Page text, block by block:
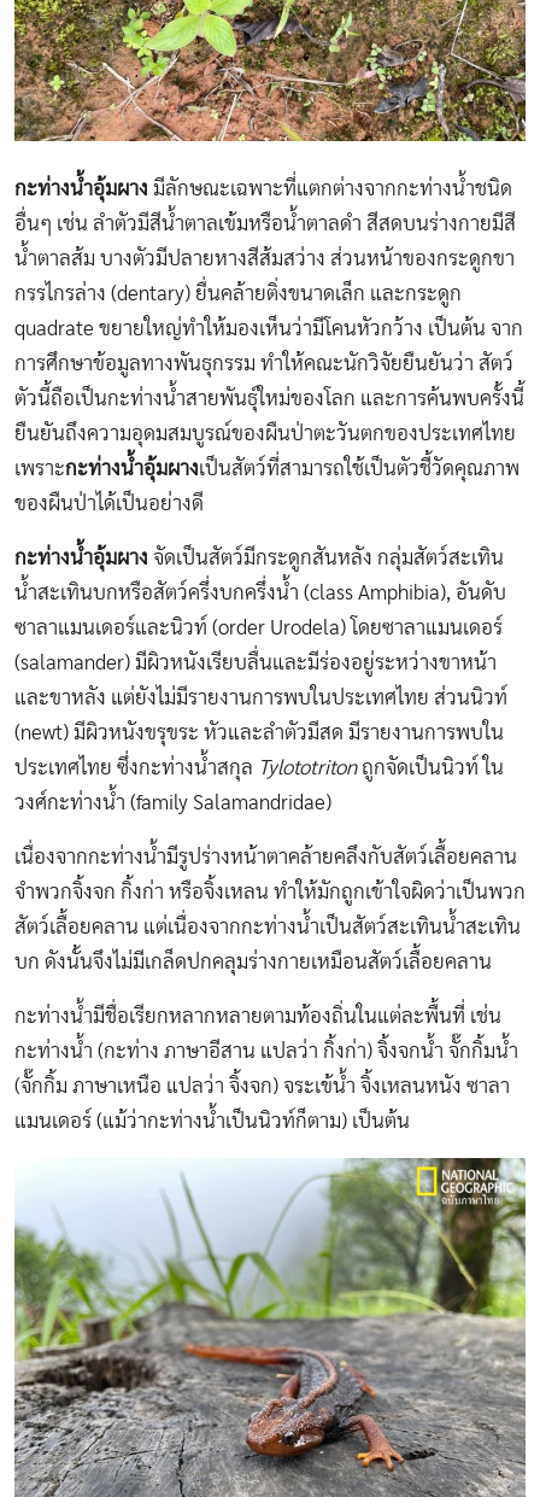
กะท่างน้ำอุ้มผาง มีลักษณะเฉพาะที่แตกต่างจากกะท่างน้ำชนิด
อื่นๆ เช่น ลำตัวมีสีน้ำตาลเข้มหรือน้ำตาลดำ สีสดบนร่างกายมีสี
น้ำตาลส้ม บางตัวมีปลายหางสีส้มสว่าง ส่วนหน้าของกระดูกขา
กรรไกรล่าง (dentary) ยื่นคล้ายติ่งขนาดเล็ก และกระดูก
quadrate ขยายใหญ่ทำให้มองเห็นว่ามีโคนหัวกว้าง เป็นต้น จาก
การศึกษาข้อมูลทางพันธุกรรม ทำให้คณะนักวิจัยยืนยันว่า สัตว์
ตัวนี้ถือเป็นกะท่างน้ำสายพันธุ์ใหม่ของโลก และการค้นพบครั้งนี้
ยืนยันถึงความอุดมสมบูรณ์ของผืนป่าตะวันตกของประเทศไทย
เพราะกะท่างน้ำอุ้มผางเป็นสัตว์ที่สามารถใช้เป็นตัวชี้วัดคุณภาพ
ของผืนป่าได้เป็นอย่างดี
กะท่างน้ำอุ้มผาง จัดเป็นสัตว์มีกระดูกสันหลัง กลุ่มสัตว์สะเทิน
น้ำสะเทินบกหรือสัตว์ครึ่งบกครึ่งน้ำ (class Amphibia), อันดับ
ซาลาแมนเดอร์และนิวท์ (order Urodela) โดยซาลาแมนเดอร์
(salamander) มีผิวหนังเรียบลื่นและมีร่องอยู่ระหว่างขาหน้า
และขาหลัง แต่ยังไม่มีรายงานการพบในประเทศไทย ส่วนนิวท์
(newt) มีผิวหนังขรุขระ หัวและลำตัวมีสด มีรายงานการพบใน
ประเทศไทย ซึ่งกะท่างน้ำสกุล Tylototritonถูกจัดเป็นนิวท์ ใน
วงศ์กะท่างน้ำ (family Salamandridae)
เนื่องจากกะท่างน้ำมีรูปร่างหน้าตาคล้ายคลึงกับสัตว์เลื้อยคลาน
จำพวกจิ้งจก กิ้งก่า หรือจิ้งเหลน ทำให้มักถูกเข้าใจผิดว่าเป็นพวก
สัตว์เลื้อยคลาน แต่เนื่องจากกะท่างน้ำเป็นสัตว์สะเทินน้ำสะเทิน
บก ดังนั้นจึงไม่มีเกล็ดปกคลุมร่างกายเหมือนสัตว์เลื้อยคลาน
กะท่างน้ำมีชื่อเรียกหลากหลายตามท้องถิ่นในแต่ละพื้นที่ เช่น
กะท่างน้ำ (กะท่าง ภาษาอีสาน แปลว่า กิ้งก่า) จิ้งจกน้ำ จั๊กกิ้มน้ำ
(จั๊กกิ้ม ภาษาเหนือ แปลว่า จิ้งจก) จระเข้น้ำ จิ้งเหลนหนัง ซาลา
แมนเดอร์ (แม้ว่ากะท่างน้ำเป็นนิวท์ก็ตาม) เป็นต้น